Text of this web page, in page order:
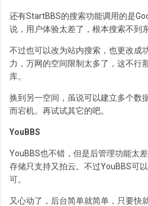
还有StartBBS的搜索功能调用的是
说，用户体验太差了，根本搜索不到东
不过也可以改为站内搜索，也更改成
力，万网的空间限制太多了，这不行
库。
换到另一空间，虽说可以建立多个数
而宕机。再试试其它的吧。
YouBBS
YouBBS也不错，但是后管理功能太
存储只支持又拍云。不过YouBBS可
可。
又心动了，后台简单就简单，只要快